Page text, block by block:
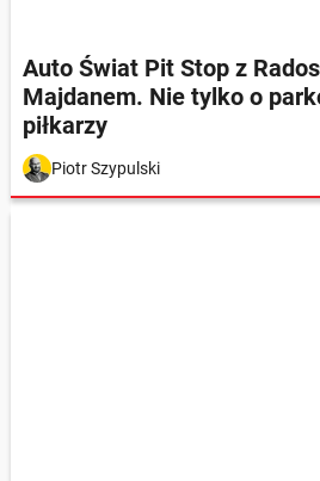
Auto Świat Pit Stop z
Majdanem. Nie tylko o
piłkarzy
Piotr Szypulski